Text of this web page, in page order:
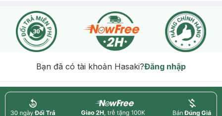
Bạn đã có tài khoản Hasaki?Đăng nhập